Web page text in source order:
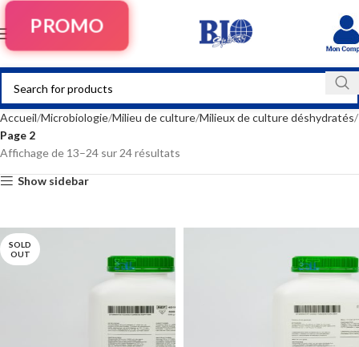
PROMO
Accueil Microbiologie Milieu de culture Milieux de culture déshydratés
Page 2
Affichage de 13–24 sur 24 résultats
Show sidebar
SOLD
OUT